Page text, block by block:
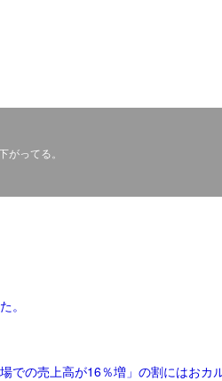
がってる。
。
場での売上高が16％増」の割にはお